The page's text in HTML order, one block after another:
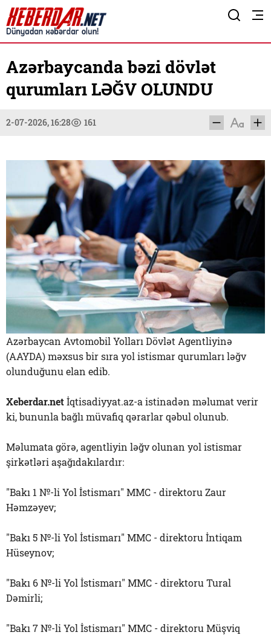
Azərbaycanda bəzi dövlət
qurumları LƏĞV OLUNDU
2-07-2026, 16:28 161
Azərbaycan Avtomobil Yolları Dövlət Agentliyinə
(AAYDA) məxsus bir sıra yol istismar qurumları ləğv
olunduğunu elan edib.
Xeberdar.netİqtisadiyyat.az-a istinadən məlumat verir
ki, bununla bağlı müvafiq qərarlar qəbul olunub.
Məlumata görə, agentliyin ləğv olunan yol istismar
şirkətləri aşağıdakılardır:
"Bakı 1 №-li Yol İstismarı" MMC - direktoru Zaur
Həmzəyev;
"Bakı 5 №-li Yol İstismarı" MMC - direktoru İntiqam
Hüseynov;
"Bakı 6 №-li Yol İstismarı" MMC - direktoru Tural
Dəmirli;
"Bakı 7 №-li Yol İstismarı" MMC - direktoru Müşviq